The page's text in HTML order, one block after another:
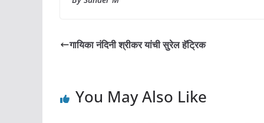
गायिका नंदिनी श्रीकर यांची सुरेल हॅट्रिक
You May Also Like